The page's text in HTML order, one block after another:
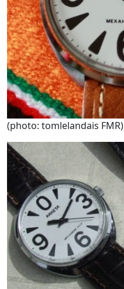
(photo: tomlelandais FMR)